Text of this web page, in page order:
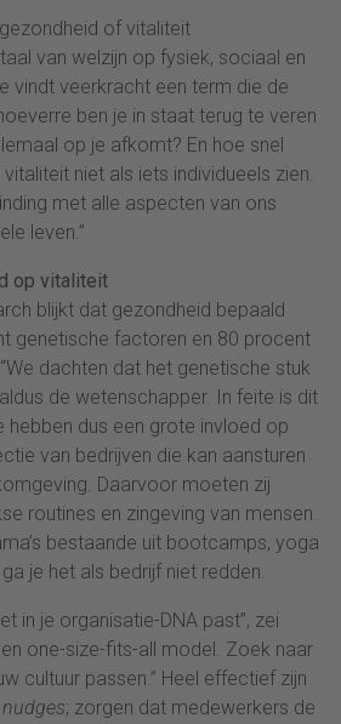
of vitaliteit
van welzijn op fysiek, sociaal en
vindt veerkracht een term die de
ben je in staat terug te veren
op je afkomt? En hoe snel
niet als iets individueels zien.
met alle aspecten van ons
leven.”
op vitaliteit
blijkt dat gezondheid bepaald
genetische factoren en 80 procent
dachten dat het genetische stuk
de wetenschapper. In feite is dit
hebben dus een grote invloed op
van bedrijven die kan aansturen
Daarvoor moeten zij
routines en zingeving van mensen.
bestaande uit bootcamps, yoga
je het als bedrijf niet redden.
in je organisatie-DNA past”, zei
one-size-fits-all model. Zoek naar
cultuur passen.” Heel effectief zijn
nudges; zorgen dat medewerkers de